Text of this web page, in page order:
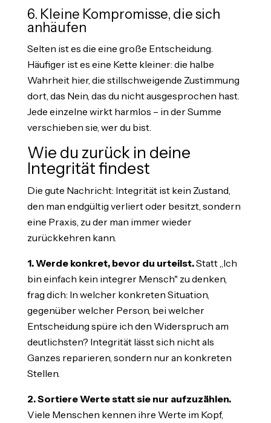
6. Kleine Kompromisse, die sich
anhäufen
Selten ist es die eine große Entscheidung.
Häufiger ist es eine Kette kleiner: die halbe
Wahrheit hier, die stillschweigende Zustimmung
dort, das Nein, das du nicht ausgesprochen hast.
Jede einzelne wirkt harmlos – in der Summe
verschieben sie, wer du bist.
Wie du zurück in deine
Integrität findest
Die gute Nachricht: Integrität ist kein Zustand,
den man endgültig verliert oder besitzt, sondern
eine Praxis, zu der man immer wieder
zurückkehren kann.
1. Werde konkret, bevor du urteilst.Statt „Ich
bin einfach kein integrer Mensch" zu denken,
frag dich: In welcher konkreten Situation,
gegenüber welcher Person, bei welcher
Entscheidung spüre ich den Widerspruch am
deutlichsten? Integrität lässt sich nicht als
Ganzes reparieren, sondern nur an konkreten
Stellen.
2. Sortiere Werte statt sie nur aufzuzählen.
Viele Menschen kennen ihre Werte im Kopf,